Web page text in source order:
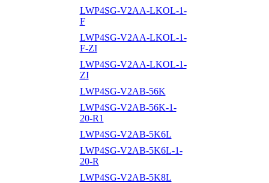
LWP4SG-V2AA-LKOL-1-
F
LWP4SG-V2AA-LKOL-1-
F-ZI
LWP4SG-V2AA-LKOL-1-
ZI
LWP4SG-V2AB-56K
LWP4SG-V2AB-56K-1-
20-R1
LWP4SG-V2AB-5K6L
LWP4SG-V2AB-5K6L-1-
20-R
LWP4SG-V2AB-5K8L